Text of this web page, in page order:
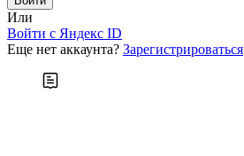
Или
Войти c Яндекс ID
Еще нет аккаунта? Зарегистрироваться